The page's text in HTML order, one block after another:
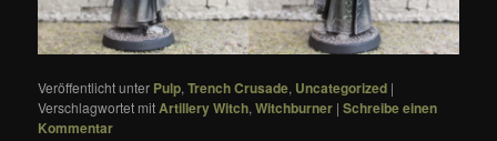
Veröffentlicht unter Pulp,Trench Crusade, Uncategorized |
Verschlagwortet mitArtillery Witch,Witchburner |Schreibe einen
Kommentar